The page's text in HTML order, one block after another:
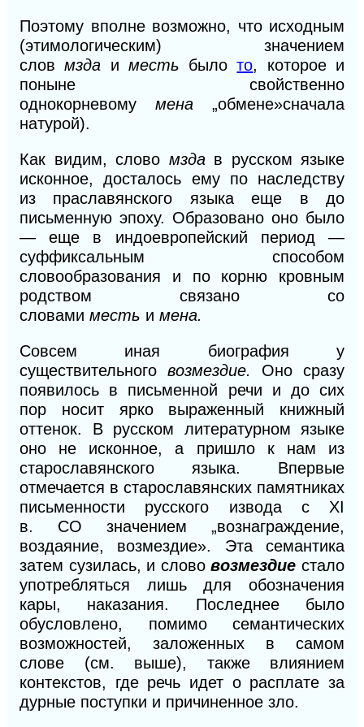
Поэтому вполне возможно, что исходным
(этимологическим) значением
словмзда и месть былото, которое и
поныне свойственно
однокорневому мена „обмене»сначала
натурой).
Как видим, слово мзда в русском языке
исконное, досталось ему по наследству
из праславянского языка еще в до
письменную эпоху. Образовано оно было
— еще в индоевропейский период —
суффиксальным способом
словообразования и по корню кровным
родством связано со
словами месть и мена.
Совсем иная биография у
существительного возмездие. Оно сразу
появилось в письменной речи и до сих
пор носит ярко выраженный книжный
оттенок. В русском литературном языке
оно не исконное, а пришло к нам из
старославянского языка. Впервые
отмечается в старославянских памятниках
письменности русского извода с XI
в. СО значением „вознаграждение,
воздаяние, возмездие». Эта семантика
затем сузилась, и слововозмездиестало
употребляться лишь для обозначения
кары, наказания. Последнее было
обусловлено, помимо семантических
возможностей, заложенных в самом
слове (см. выше), также влиянием
контекстов, где речь идет о расплате за
дурные поступки и причиненное зло.